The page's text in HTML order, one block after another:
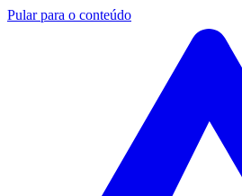
Pular para o conteúdo